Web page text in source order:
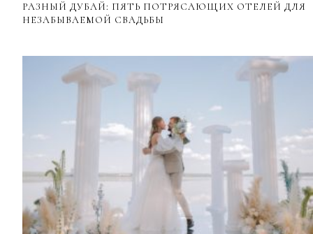
РАЗНЫЙ ДУБАЙ: ПЯТЬ ПОТРЯСАЮЩИХ ОТЕЛЕЙ ДЛЯ
НЕЗАБЫВАЕМОЙ СВАДЬБЫ